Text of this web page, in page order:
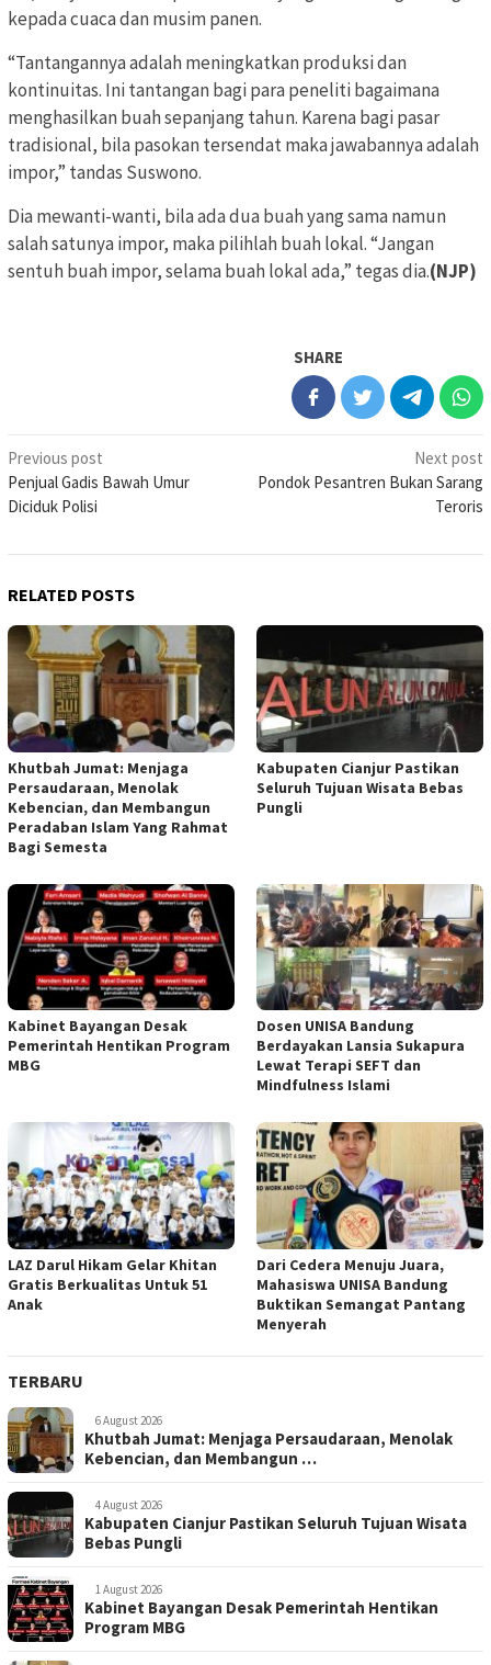
kepada cuaca dan musim panen.
“Tantangannya adalah meningkatkan produksi dan
kontinuitas. Ini tantangan bagi para peneliti bagaimana
menghasilkan buah sepanjang tahun. Karena bagi pasar
tradisional, bila pasokan tersendat maka jawabannya adalah
impor,” tandas Suswono.
Dia mewanti-wanti, bila ada dua buah yang sama namun
salah satunya impor, maka pilihlah buah lokal. “Jangan
sentuh buah impor, selama buah lokal ada,” tegas dia.(NJP)
SHARE
Post
navigation
Previous post
Penjual Gadis Bawah Umur
Diciduk Polisi
Next post
Pondok Pesantren Bukan Sarang
Teroris
RELATED POSTS
Khutbah Jumat: Menjaga
Persaudaraan, Menolak
Kebencian, dan Membangun
Peradaban Islam Yang Rahmat
Bagi Semesta
Kabupaten Cianjur Pastikan
Seluruh Tujuan Wisata Bebas
Pungli
Kabinet Bayangan Desak
Pemerintah Hentikan Program
MBG
Dosen UNISA Bandung
Berdayakan Lansia Sukapura
Lewat Terapi SEFT dan
Mindfulness Islami
LAZ Darul Hikam Gelar Khitan
Gratis Berkualitas Untuk 51
Anak
Dari Cedera Menuju Juara,
Mahasiswa UNISA Bandung
Buktikan Semangat Pantang
Menyerah
TERBARU
6 August 2026
Khutbah Jumat: Menjaga Persaudaraan, Menolak
Kebencian, dan Membangun …
4 August 2026
Kabupaten Cianjur Pastikan Seluruh Tujuan Wisata
Bebas Pungli
1 August 2026
Kabinet Bayangan Desak Pemerintah Hentikan
Program MBG